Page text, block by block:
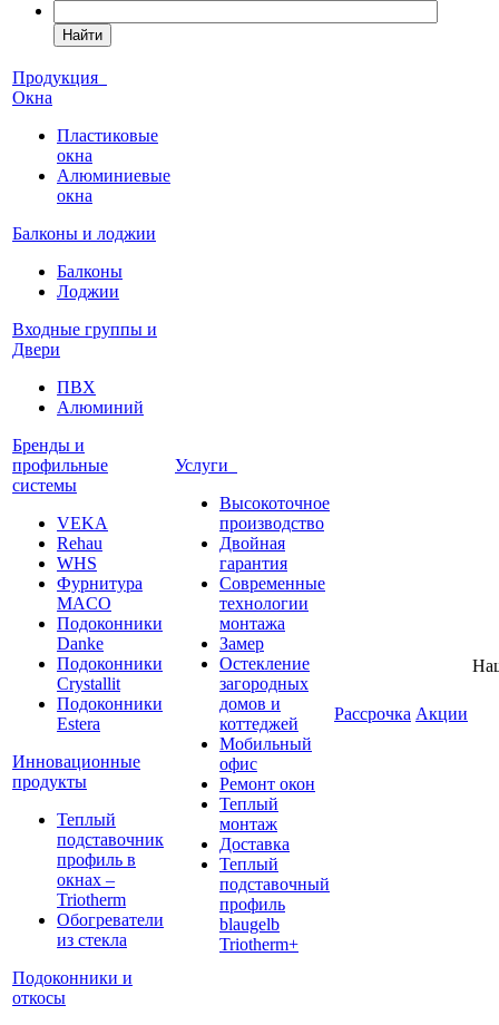
Найти
Продукция
Окна
Пластиковые
окна
Алюминиевые
окна
Балконы и лоджии
Балконы
Лоджии
Входные группы и
Двери
ПВХ
Алюминий
Бренды и
профильные
системы
VEKA
Rehau
WHS
Фурнитура
MACO
Подоконники
Danke
Подоконники
Crystallit
Подоконники
Estera
Инновационные
продукты
Теплый
подставочник
профиль в
окнах –
Triotherm
Обогреватели
из стекла
Подоконники и
откосы
Услуги
Высокоточное
производство
Двойная
гарантия
Современные
технологии
монтажа
Замер
Остекление
загородных
домов и
коттеджей
Мобильный
офис
Ремонт окон
Теплый
монтаж
Доставка
Теплый
подставочный
профиль
blaugelb
Triotherm+
Рассрочка Акции